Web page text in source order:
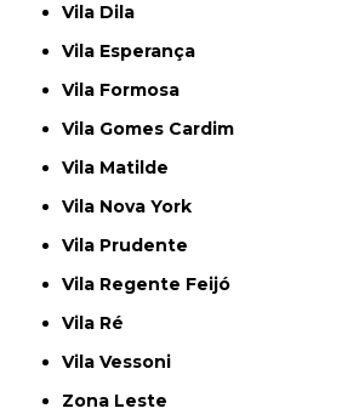
Vila Dila
Vila Esperança
Vila Formosa
Vila Gomes Cardim
Vila Matilde
Vila Nova York
Vila Prudente
Vila Regente Feijó
Vila Ré
Vila Vessoni
Zona Leste